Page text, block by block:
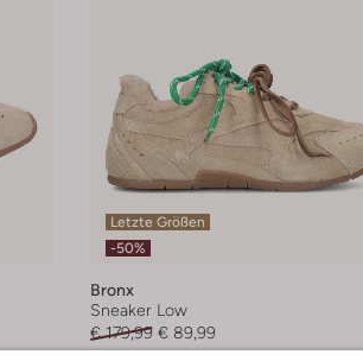
Letzte Größen
-50%
Bronx
Sneaker Low
€ 179,99 € 89,99